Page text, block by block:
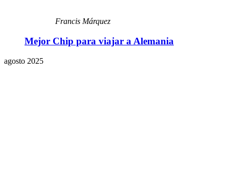
Francis Márquez
Mejor Chip para viajar a Alemania
agosto 2025